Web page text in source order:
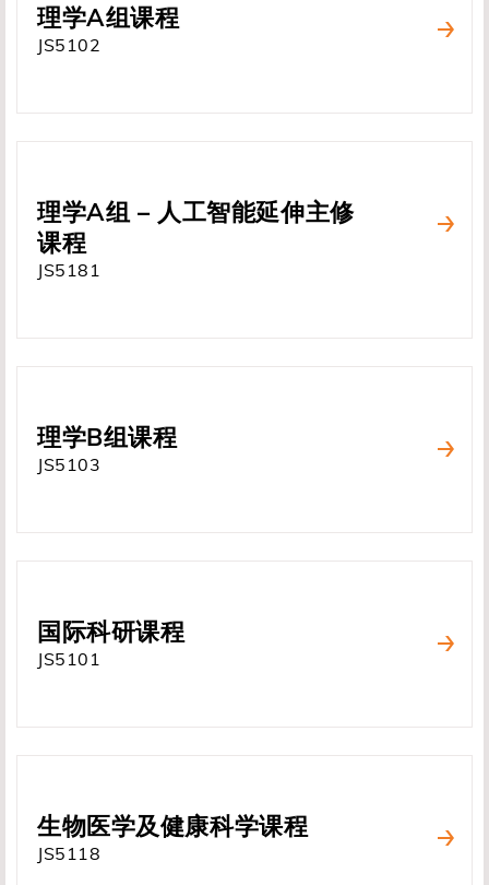
理学A组课程
JS5102
理学A组 – 人工智能延伸主修
课程
JS5181
理学B组课程
JS5103
国际科研课程
JS5101
生物医学及健康科学课程
JS5118